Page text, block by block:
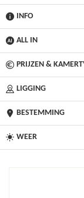
INFO
ALL IN
PRIJZEN &
LIGGING
BESTEMMING
WEER